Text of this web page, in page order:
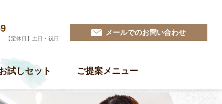
【定休日】土日・祝日
メールでのお問い合わせ
試しセット ご提案メニュー